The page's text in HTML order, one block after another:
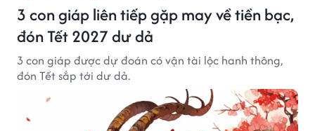
3 con giáp liên tiếp gặp may về tiền bạc,
đón Tết 2027 dư dả
3 con giáp được dự đoán có vận tài lộc hanh thông,
đón Tết sắp tới dư dả.